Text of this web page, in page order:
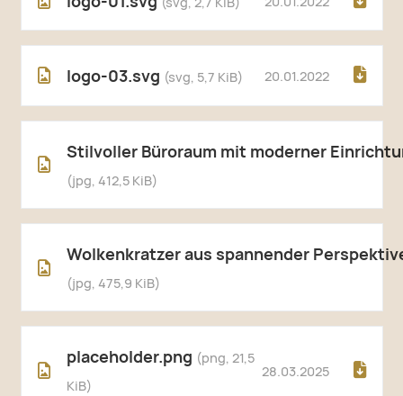
logo-03.svg (svg, 5,7 KiB) 20.01.2022
Stilvoller Büroraum mit moderner
(jpg, 412,5 KiB)
Wolkenkratzer aus spannender
(jpg, 475,9 KiB)
placeholder.png (png, 21,5
KiB)
28.03.2025